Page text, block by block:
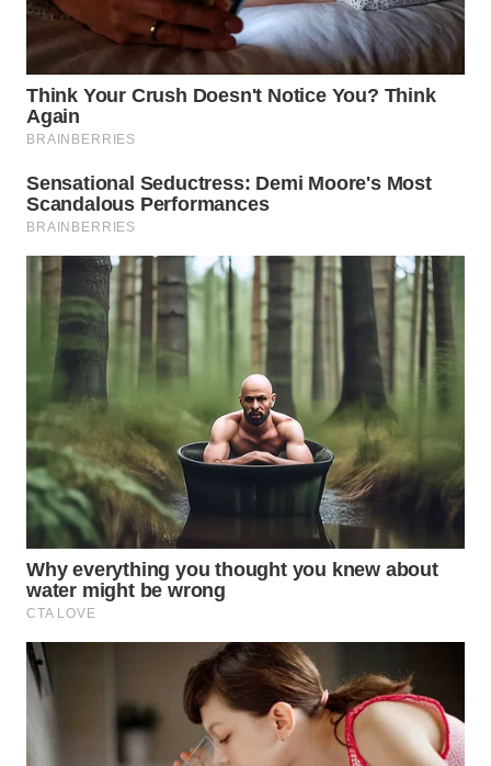
WN
PRIANGAN
TIMUR
WN
WN
WN
BOROBUDUR
MADURA
WN
SURABAYA
WN
NATUNA
BINTAN
MANDALIKA